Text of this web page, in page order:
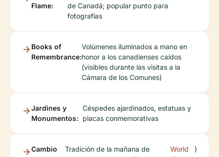
Flame:
de Canadá; popular punto para
fotografías
Books of
Remembrance:
Volúmenes iluminados a mano en
honor a los canadienses caídos
(visibles durante las visitas a la
Cámara de los Comunes)
Jardines y
Monumentos:
Céspedes ajardinados, estatuas y
placas conmemorativas
Cambio
Tradición de la mañana de
World
)